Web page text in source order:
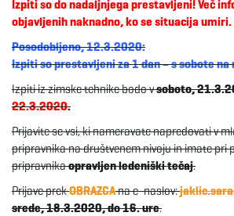
Izpiti so do nadaljnjega prestavljeni! Več
objavljenih naknadno, ko se situacija umiri.
Posodobljeno, 12.3.2020:
Izpiti so prestavljeni za 1 dan – s sobote na
Izpiti iz zimske tehnike bodo vsoboto,
22.3.2020.
Prijavite se vsi, ki nameravate napredovati v
pripravnika na društvenem nivoju in imate pri
pripravnikaopravljen ledeniški tečaj.
Prijave prekOBRAZCAna e-naslov:
srede, 18.3.2020, do 16. ure.